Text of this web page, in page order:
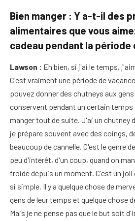
Bien manger : Y a-t-il des
alimentaires que vous
cadeau pendant la période
Lawson : Eh bien, si j'ai le temps,
C'est vraiment une période de
pouvez donner des chutneys aux
conservent pendant un certain temps
manger tout de suite. J'ai un chutney
je prépare souvent avec des coings,
beaucoup de cannelle. C'est le genre
peu d'intérêt, d'un coup, quand on
froide depuis un moment. C'est un
si simple. Il y a quelque chose de
gens de leur temps et quelque chose
Mais je ne pense pas que le but soit